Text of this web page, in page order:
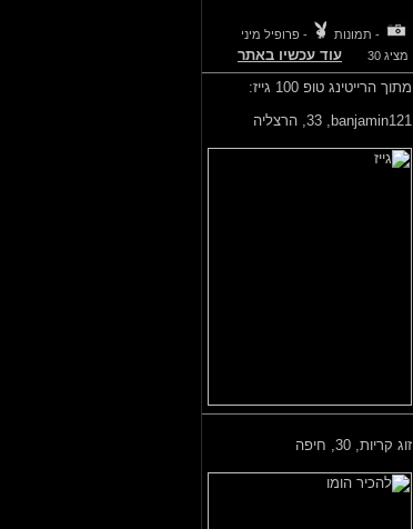
- תמונות
- פרופיל מיני
מציג 30
עוד עכשיו באתר
מתוך הרייטינג טופ 100 גייז:
banjamin121,
33, הרצליה
זוג קריות, 30, חיפה